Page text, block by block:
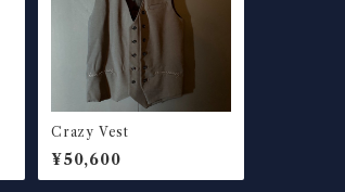
Crazy Vest
¥50,600